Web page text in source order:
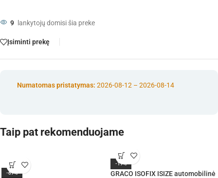
9 lankytojų domisi šia preke
Įsiminti prekę
Numatomas pristatymas: 2026-08-12 – 2026-08-14
Taip pat rekomenduojame
-67%
-17%
GRACO ISOFIX ISIZE automobilinė